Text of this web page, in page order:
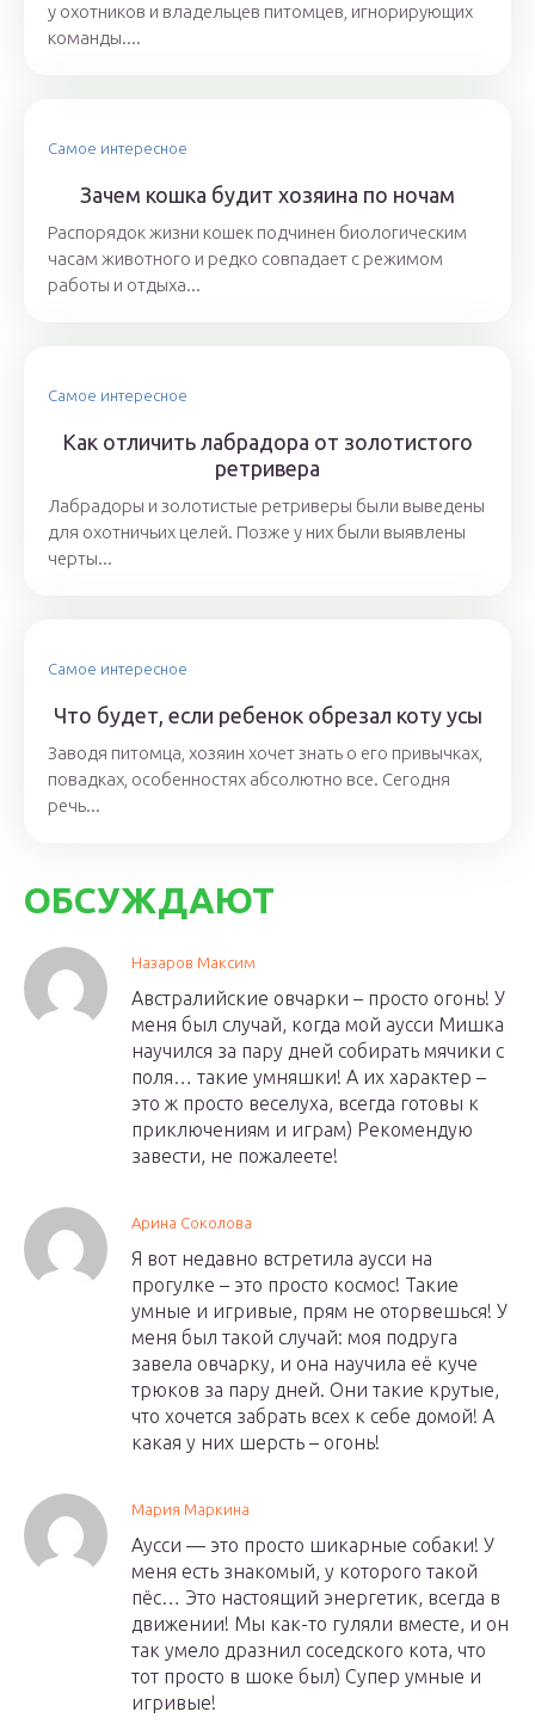
у охотников и владельцев питомцев, игнорирующих
команды....
Самое интересное
Зачем кошка будит хозяина по ночам
Распорядок жизни кошек подчинен биологическим
часам животного и редко совпадает с режимом
работы и отдыха...
Самое интересное
Как отличить лабрадора от золотистого
ретривера
Лабрадоры и золотистые ретриверы были выведены
для охотничьих целей. Позже у них были выявлены
черты...
Самое интересное
Что будет, если ребенок обрезал коту усы
Заводя питомца, хозяин хочет знать о его привычках,
повадках, особенностях абсолютно все. Сегодня
речь...
ОБСУЖДАЮТ
Назаров Максим
Австралийские овчарки – просто огонь! У
меня был случай, когда мой аусси Мишка
научился за пару дней собирать мячики с
поля… такие умняшки! А их характер –
это ж просто веселуха, всегда готовы к
приключениям и играм) Рекомендую
завести, не пожалеете!
Арина Соколова
Я вот недавно встретила аусси на
прогулке – это просто космос! Такие
умные и игривые, прям не оторвешься! У
меня был такой случай: моя подруга
завела овчарку, и она научила её куче
трюков за пару дней. Они такие крутые,
что хочется забрать всех к себе домой! А
какая у них шерсть – огонь!
Мария Маркина
Аусси — это просто шикарные собаки! У
меня есть знакомый, у которого такой
пёс… Это настоящий энергетик, всегда в
движении! Мы как-то гуляли вместе, и он
так умело дразнил соседского кота, что
тот просто в шоке был) Супер умные и
игривые!